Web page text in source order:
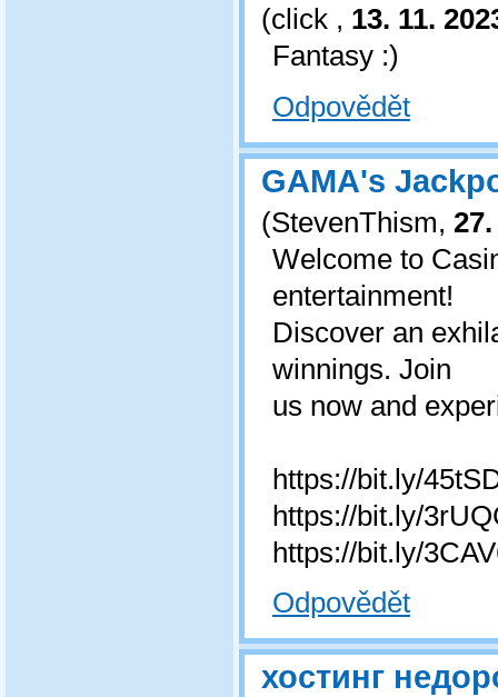
(click , 13. 11.
Fantasy :)
Odpovědět
GAMA's
(StevenThism,
Welcome to
entertainment!
Discover an
winnings. Join
us now and
https://bit.ly/
https://bit.ly/
https://bit.ly/
Odpovědět
хостинг